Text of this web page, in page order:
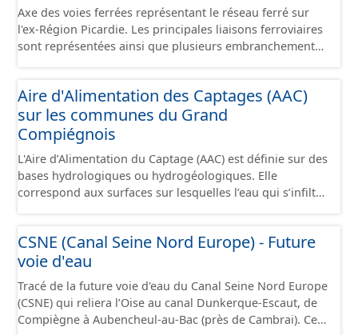
Axe des voies ferrées représentant le réseau ferré sur
l'ex-Région Picardie. Les principales liaisons ferroviaires
sont représentées ainsi que plusieurs embranchements
sont désaffectées mais sont toujours physiquement
présentes sur le terrain.
Aire d'Alimentation des Captages (AAC)
sur les communes du Grand
Compiégnois
L'Aire d’Alimentation du Captage (AAC) est définie sur des
bases hydrologiques ou hydrogéologiques. Elle
correspond aux surfaces sur lesquelles l’eau qui s’infiltre
correspond : - pour un ouvrage de prélèvement destiné
à l'eau potable en eau superficielle : au sous-bassin
éventuellement complété par la surface concernée par
l'apport d'eau souterraine externe à ce bassin versant
(ex: nappe de socle ou nappe d'accompagnement des
CSNE (Canal Seine Nord Europe) - Future
voie d'eau
Tracé de la future voie d'eau du Canal Seine Nord Europe
(CSNE) qui reliera l’Oise au canal Dunkerque-Escaut, de
Compiègne à Aubencheul-au-Bac (près de Cambrai). Ce